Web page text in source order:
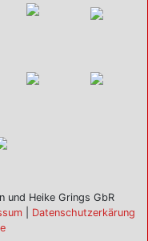
und Heike Grings GbR
Datenschutzerkärung